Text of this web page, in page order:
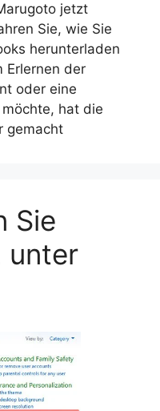
jetzt
Sie, wie Sie
herunterladen
Erlernen der
oder eine
hat die
gemacht
Sie
unter